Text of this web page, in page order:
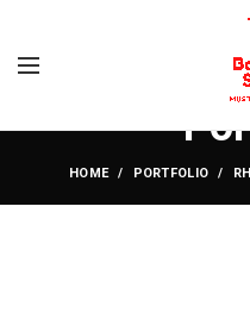
HOME PORTFOLIO